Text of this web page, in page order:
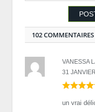
102 COMMENTAIRES
VANESSA
31
un vrai